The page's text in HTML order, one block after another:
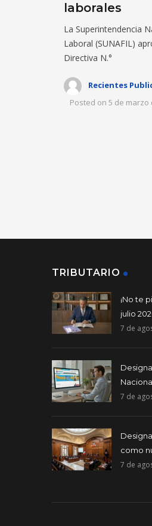
laborales
La Superintendencia
Laboral (SUNAFIL)
Directiva N.°
Recientes
Posted on 5 de marzo
TRIBUTARIO
¡No te
julio
7 de
7 de
como
7 de